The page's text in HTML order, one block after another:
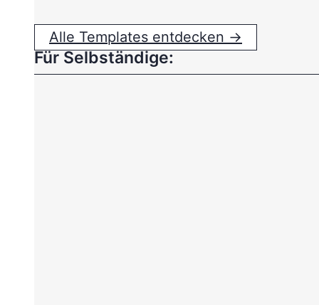
Alle Templates entdecken →
Für Selbständige: